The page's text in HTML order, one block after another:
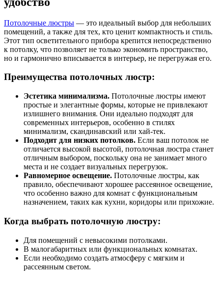
Потолочные люстры — это идеальный выбор для небольших
помещений, а также для тех, кто ценит компактность и стиль.
Этот тип осветительного прибора крепится непосредственно
к потолку, что позволяет не только экономить пространство,
но и гармонично вписывается в интерьер, не перегружая его.
Преимущества потолочных люстр:
Эстетика минимализма. Потолочные люстры имеют
простые и элегантные формы, которые не привлекают
излишнего внимания. Они идеально подходят для
современных интерьеров, особенно в стилях
минимализм, скандинавский или хай-тек.
Подходит для низких потолков. Если ваш потолок не
отличается высокой высотой, потолочная люстра станет
отличным выбором, поскольку она не занимает много
места и не создает визуальных перегрузок.
Равномерное освещение. Потолочные люстры, как
правило, обеспечивают хорошее рассеянное освещение,
что особенно важно для комнат с функциональным
назначением, таких как кухни, коридоры или прихожие.
Когда выбрать потолочную люстру:
Для помещений с невысокими потолками.
В малогабаритных или функциональных комнатах.
Если необходимо создать атмосферу с мягким и
рассеянным светом.